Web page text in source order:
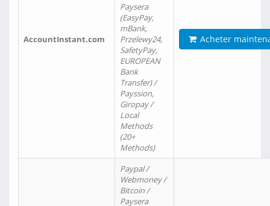
AccountInstant.com
Paysera
(EasyPay,
mBank,
Przelewy24,
SafetyPay,
EUROPEAN
Bank
Transfer) /
Payssion,
Giropay /
Local
Methods
(20+
Methods)
Acheter
Paypal /
Webmoney /
Bitcoin /
Paysera